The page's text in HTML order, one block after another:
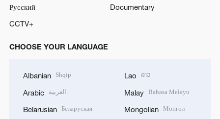
Русский
Documentary
CCTV+
CHOOSE YOUR LANGUAGE
Albanian Shqip
Arabic العربية
Belarusian Беларуская
Lao ລາວ
Malay Bahasa Melayu
Mongolian Монгол